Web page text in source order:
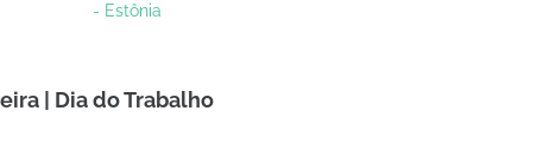
- Estônia
| Dia do Trabalho